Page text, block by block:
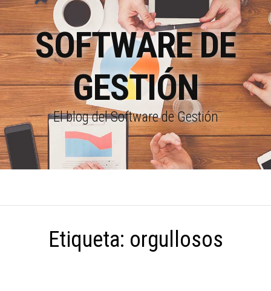
SOFTWARE DE
GESTIÓN
El blog del Software de Gestión
Etiqueta: orgullosos